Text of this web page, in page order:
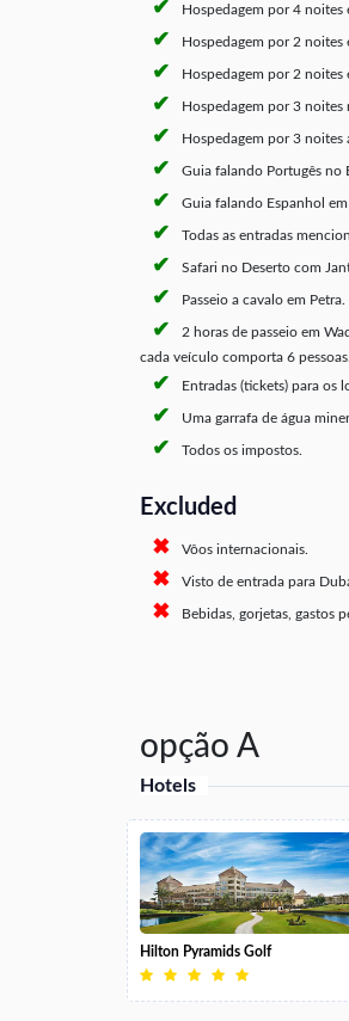
Hospedagem por 4 noites
Hospedagem por 2 noites
Hospedagem por 2 noites
Hospedagem por 3 noites
Hospedagem por 3 noites
Guia falando Portugês no
Guia falando Espanhol em
Todas as entradas
Safari no Deserto com
Passeio a cavalo em Petra.
2 horas de passeio em
cada veículo comporta 6 pessoas.
Entradas (tickets) para os
Uma garrafa de água
Todos os impostos.
Excluded
Vôos internacionais.
Visto de entrada para
Bebidas, gorjetas, gastos
opção A
Hotels
Hilton Pyramids Golf